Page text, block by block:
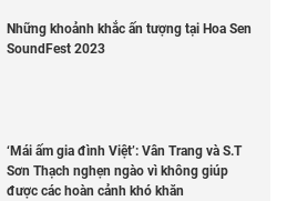
Những khoảnh khắc ấn tượng tại Hoa Sen
SoundFest 2023
‘Mái ấm gia đình Việt’: Vân Trang và S.T
Sơn Thạch nghẹn ngào vì không giúp
được các hoàn cảnh khó khăn